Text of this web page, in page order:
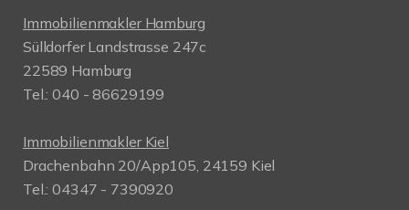
Immobilienmakler Hamburg
Sülldorfer Landstrasse 247c
22589 Hamburg
Tel.: 040 - 86629199
Immobilienmakler Kiel
Drachenbahn 20/App105, 24159 Kiel
Tel.: 04347 - 7390920